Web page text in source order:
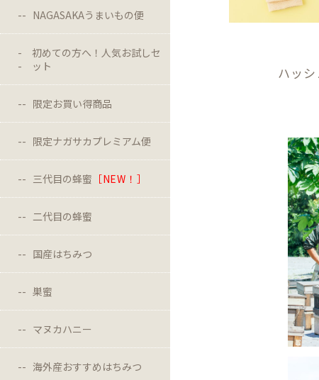
NAGASAKAうまいもの便
初めての方へ！人気お試しセ
ット
限定お買い得商品
限定ナガサカプレミアム便
三代目の蜂蜜 ［NEW！］
二代目の蜂蜜
国産はちみつ
巣蜜
マヌカハニー
海外産おすすめはちみつ
ハッ